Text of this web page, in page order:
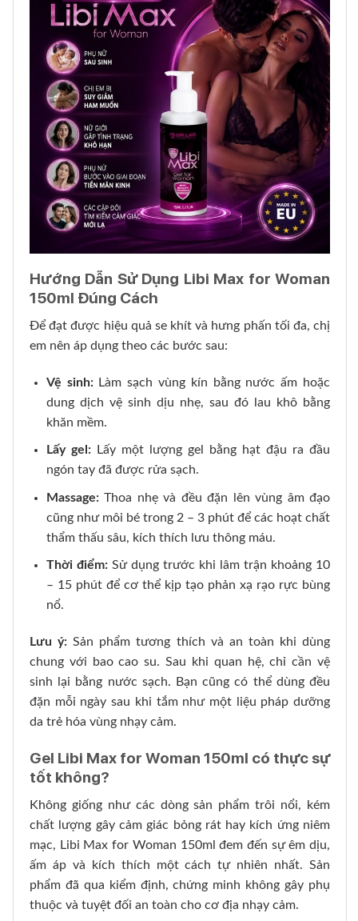
Hướng Dẫn Sử Dụng Libi Max for Woman
150ml Đúng Cách
Để đạt được hiệu quả se khít và hưng phấn tối đa, chị
em nên áp dụng theo các bước sau:
Vệ sinh:Làm sạch vùng kín bằng nước ấm hoặc
dung dịch vệ sinh dịu nhẹ, sau đó lau khô bằng
khăn mềm.
Lấy gel:Lấy một lượng gel bằng hạt đậu ra đầu
ngón tay đã được rửa sạch.
Massage:Thoa nhẹ và đều đặn lên vùng âm đạo
cũng như môi bé trong 2 – 3 phút để các hoạt chất
thẩm thấu sâu, kích thích lưu thông máu.
Thời điểm:Sử dụng trước khi lâm trận khoảng 10
– 15 phút để cơ thể kịp tạo phản xạ rạo rực bùng
nổ.
Lưu ý: Sản phẩm tương thích và an toàn khi dùng
chung với bao cao su. Sau khi quan hệ, chỉ cần vệ
sinh lại bằng nước sạch. Bạn cũng có thể dùng đều
đặn mỗi ngày sau khi tắm như một liệu pháp dưỡng
da trẻ hóa vùng nhạy cảm.
Gel Libi Max for Woman 150ml có thực sự
tốt không?
Không giống như các dòng sản phẩm trôi nổi, kém
chất lượng gây cảm giác bỏng rát hay kích ứng niêm
mạc, Libi Max for Woman 150ml đem đến sự êm dịu,
ấm áp và kích thích một cách tự nhiên nhất. Sản
phẩm đã qua kiểm định, chứng minh không gây phụ
thuộc và tuyệt đối an toàn cho cơ địa nhạy cảm.